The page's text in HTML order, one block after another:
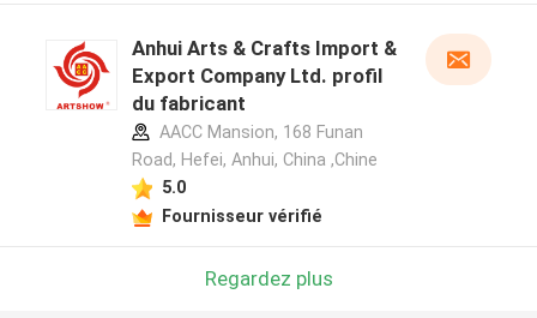
Anhui Arts & Crafts Import &
Export Company Ltd. profil
du fabricant
AACC Mansion, 168 Funan
Road, Hefei, Anhui, China ,Chine
5.0
Fournisseur vérifié
Regardez plus